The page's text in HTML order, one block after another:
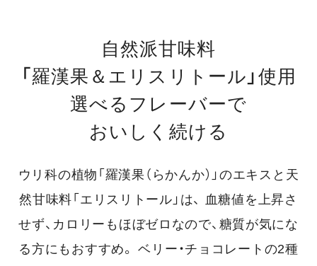
自然派甘味料
「羅漢果＆エリスリトール」使用
選べるフレーバーで
おいしく続ける
ウリ科の植物「羅漢果（らかんか）」のエキスと天
然甘味料「エリスリトール」は、
血糖値を上昇さ
せず、カロリーもほぼゼロなので、糖質が気にな
る方にもおすすめ。 ベリー・チョコレートの2種